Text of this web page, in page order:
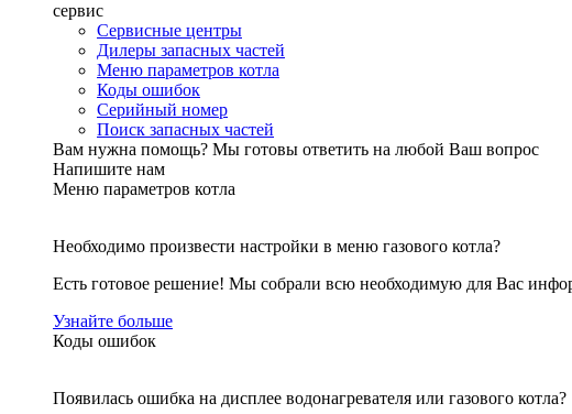
сервис
Сервисные центры
Дилеры запасных частей
Меню параметров котла
Коды ошибок
Серийный номер
Поиск запасных частей
Вам нужна помощь? Мы готовы ответить на любой Ваш вопрос
Напишите нам
Меню параметров котла
Необходимо произвести настройки в меню газового котла?
Есть готовое решение! Мы собрали всю необходимую для Вас
Узнайте больше
Коды ошибок
Появилась ошибка на дисплее водонагревателя или газового котла?